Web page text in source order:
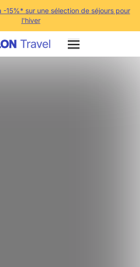
-15%* sur une sélection de séjours pour
l'hiver